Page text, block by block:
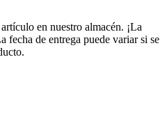
en nuestro almacén. ¡La
fecha de entrega puede variar si se